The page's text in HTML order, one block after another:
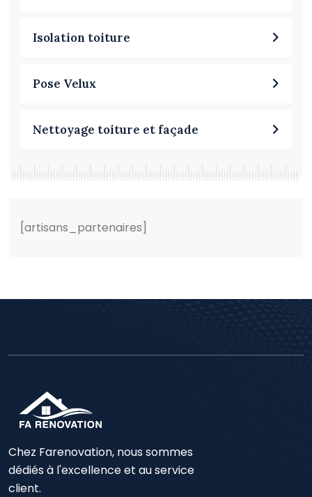
Isolation toiture
Pose Velux
Nettoyage toiture et façade
[artisans_partenaires]
Chez Farenovation, nous sommes
dédiés à l'excellence et au service
client.